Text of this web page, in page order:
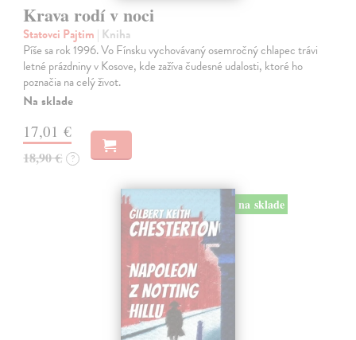
Krava rodí v noci
Statovci Pajtim | Kniha
Píše sa rok 1996. Vo Fínsku vychovávaný osemročný chlapec trávi
letné prázdniny v Kosove, kde zažíva čudesné udalosti, ktoré ho
poznačia na celý život.
Na sklade
17,01 €
18,90 € ?
na sklade